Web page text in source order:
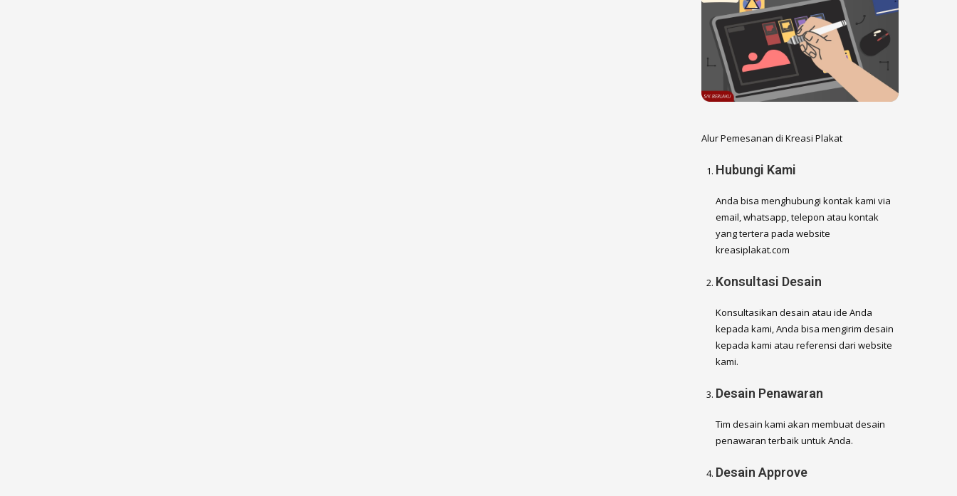
Alur Pemesanan di Kreasi Plakat
Hubungi Kami
Anda bisa menghubungi kontak kami via
email, whatsapp, telepon atau kontak
yang tertera pada website
kreasiplakat.com
Konsultasi Desain
Konsultasikan desain atau ide Anda
kepada kami, Anda bisa mengirim desain
kepada kami atau referensi dari website
kami.
Desain Penawaran
Tim desain kami akan membuat desain
penawaran terbaik untuk Anda.
Desain Approve